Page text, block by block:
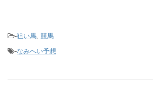
-狙い馬, 競馬
-なみへい予想